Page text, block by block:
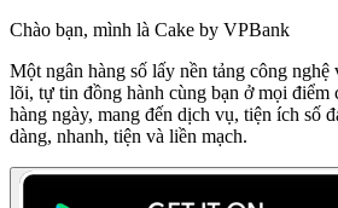
Chào bạn, mình là Cake by VPBank
Một ngân hàng số lấy nền tảng công nghệ
lõi, tự tin đồng hành cùng bạn ở mọi điểm
hàng ngày, mang đến dịch vụ, tiện ích số
dàng, nhanh, tiện và liền mạch.